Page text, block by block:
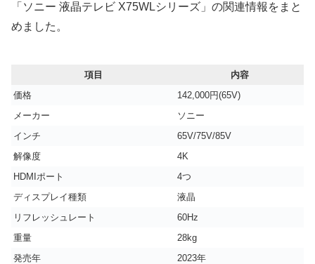
「ソニー 液晶テレビ X75WLシリーズ」の関連情報をまと
めました。
項目
内容
価格
142,000円(65V)
メーカー
ソニー
インチ
65V/75V/85V
解像度
4K
HDMIポート
4つ
ディスプレイ種類
液晶
リフレッシュレート
60Hz
重量
28kg
発売年
2023年